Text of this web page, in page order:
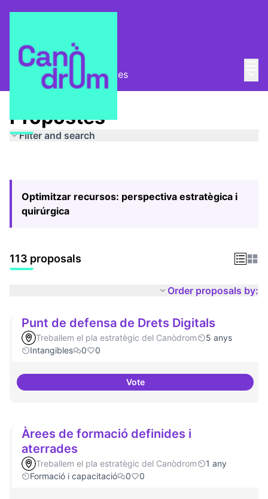
Pla Estratègic Propostes
Propostes
Filter and search
Optimitzar recursos: perspectiva estratègica i
quirúrgica
113 proposals
Order proposals by:
Punt de defensa de Drets Digitals
Treballem el pla estratègic del Canòdrom
5 anys
Intangibles
0 0
VotePunt de defensa de Drets
Àrees de formació definides i
aterrades
Treballem el pla estratègic del Canòdrom
1 any
Formació i capacitació
0 0